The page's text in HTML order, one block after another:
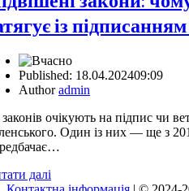
із підписанням
Published: 18.04.202409:09
Authoradmin
очікують на підпис чи
Один із них — ще з
далі